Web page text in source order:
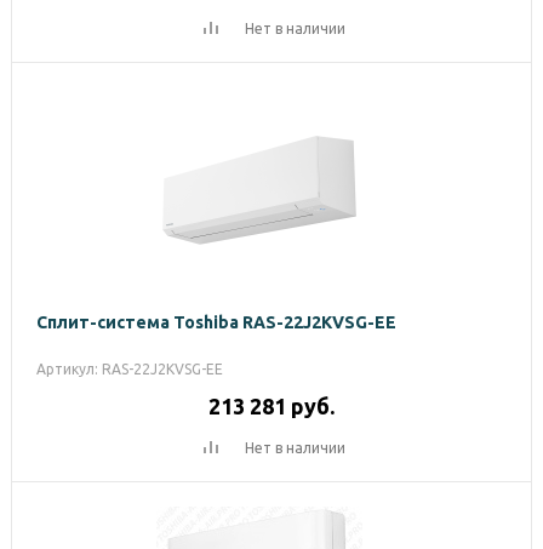
Нет в наличии
Сплит-система Toshiba RAS-22J2KVSG-EE
Артикул: RAS-22J2KVSG-EE
213 281 руб.
Нет в наличии